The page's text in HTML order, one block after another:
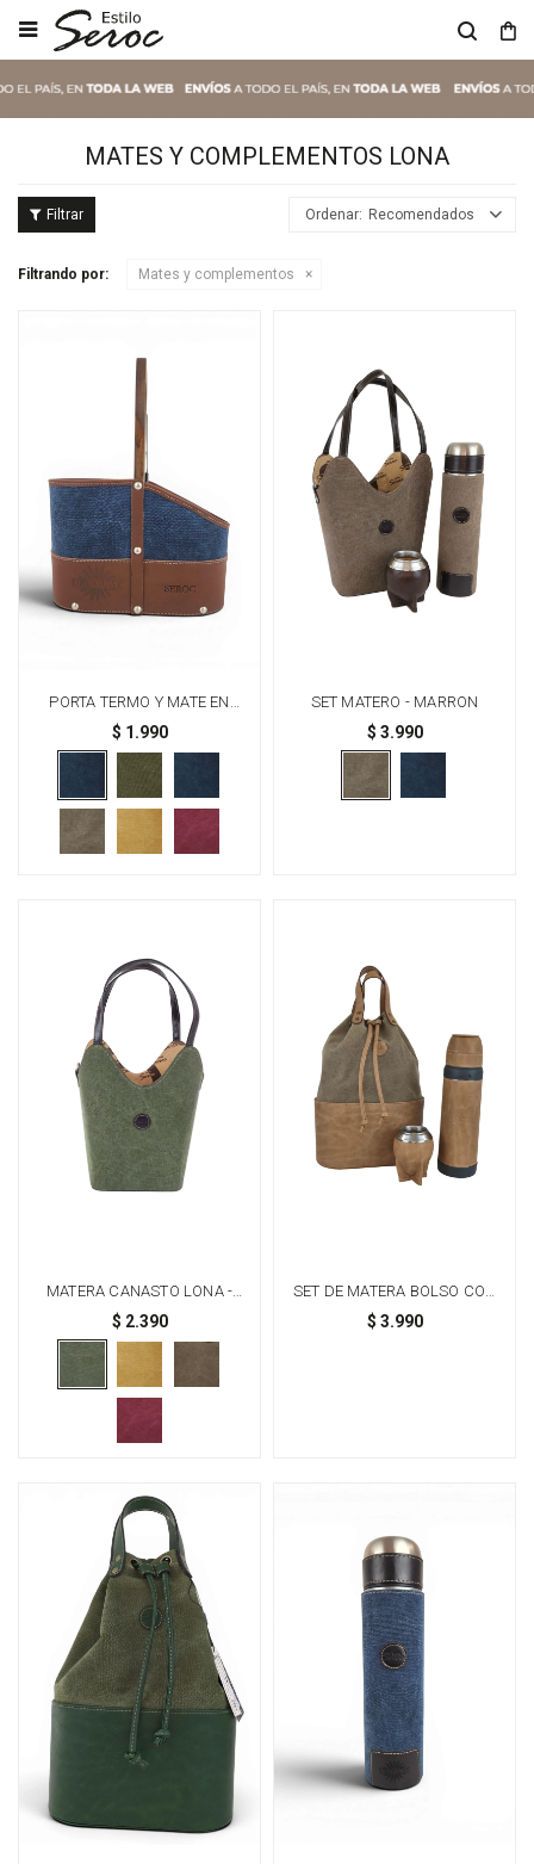

MATES Y COMPLEMENTOS LONA
Recomendados
Filtrando por: Mates y complementos
PORTA TERMO Y MATE EN
MADERA Y LONA - AZUL
GRABADO URUGUAY
$ 1.990
SET MATERO - MARRON
$ 3.990
MATERA CANASTO LONA -
VERDE
$ 2.390
SET DE MATERA BOLSO CON
TERMO DE LITRO Y MATE -
$ 3.990